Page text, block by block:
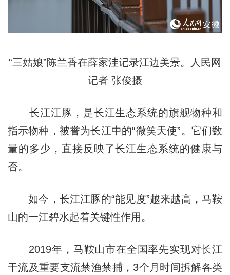
“三姑娘”陈兰香在薛家洼记录江边美景。人民网
记者 张俊摄
长江江豚，是长江生态系统的旗舰物种和
指示物种，被誉为长江中的“微笑天使”。它们数
量的多少，直接反映了长江生态系统的健康与
否。
如今，长江江豚的“能见度”越来越高，马鞍
山的一江碧水起着关键性作用。
2019年，马鞍山市在全国率先实现对长江
干流及重要支流禁渔禁捕，3个月时间拆解各类